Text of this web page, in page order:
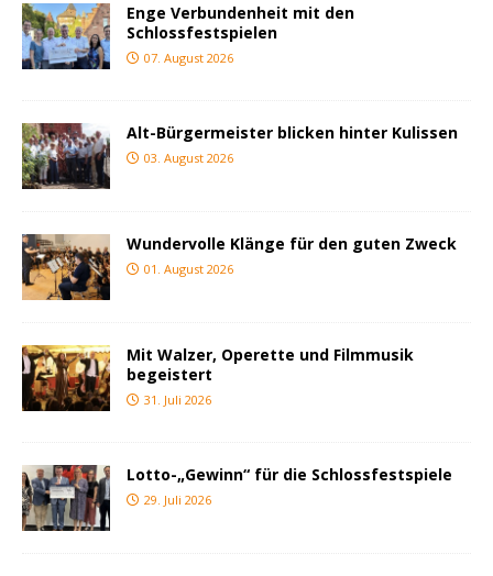
Enge Verbundenheit mit den
Schlossfestspielen
07. August 2026
Alt-Bürgermeister blicken hinter Kulissen
03. August 2026
Wundervolle Klänge für den guten Zweck
01. August 2026
Mit Walzer, Operette und Filmmusik
begeistert
31. Juli 2026
Lotto-„Gewinn“ für die Schlossfestspiele
29. Juli 2026